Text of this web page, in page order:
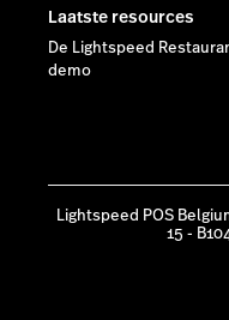
Laatste resources
De Lightspeed
demo
Lightspeed POS
15 -